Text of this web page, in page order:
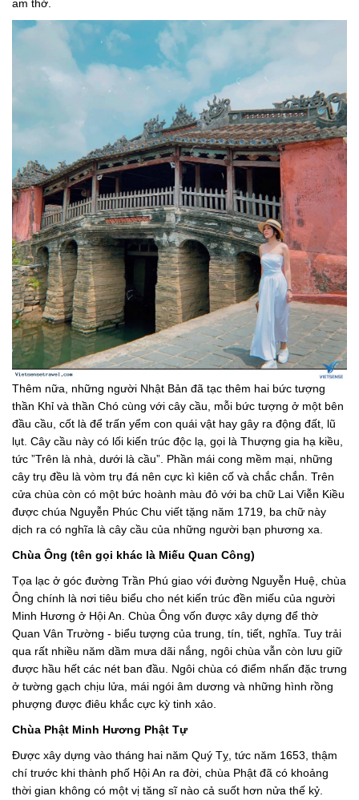
am thờ.
Thêm nữa, những người Nhật Bản đã tạc thêm hai bức tượng
thần Khỉ và thần Chó cùng với cây cầu, mỗi bức tượng ở một bên
đầu cầu, cốt là để trấn yểm con quái vật hay gây ra động đất, lũ
lụt. Cây cầu này có lối kiến trúc độc lạ, gọi là Thượng gia hạ kiều,
tức ”Trên là nhà, dưới là cầu”. Phần mái cong mềm mại, những
cây trụ đều là vòm trụ đá nên cực kì kiên cố và chắc chắn. Trên
cửa chùa còn có một bức hoành màu đỏ với ba chữ Lai Viễn Kiều
được chúa Nguyễn Phúc Chu viết tặng năm 1719, ba chữ này
dịch ra có nghĩa là cây cầu của những người bạn phương xa.
Chùa Ông (tên gọi khác là Miếu Quan Công)
Tọa lạc ở góc đường Trần Phú giao với đường Nguyễn Huệ, chùa
Ông chính là nơi tiêu biểu cho nét kiến trúc đền miếu của người
Minh Hương ở Hội An. Chùa Ông vốn được xây dựng để thờ
Quan Vân Trường - biểu tượng của trung, tín, tiết, nghĩa. Tuy trải
qua rất nhiều năm dầm mưa dãi nắng, ngôi chùa vẫn còn lưu giữ
được hầu hết các nét ban đầu. Ngôi chùa có điểm nhấn đặc trưng
ở tường gạch chịu lửa, mái ngói âm dương và những hình rồng
phượng được điêu khắc cực kỳ tinh xảo.
Chùa Phật Minh Hương Phật Tự
Được xây dựng vào tháng hai năm Quý Tỵ, tức năm 1653, thậm
chí trước khi thành phố Hội An ra đời, chùa Phật đã có khoảng
thời gian không có một vị tăng sĩ nào cả suốt hơn nửa thế kỷ.